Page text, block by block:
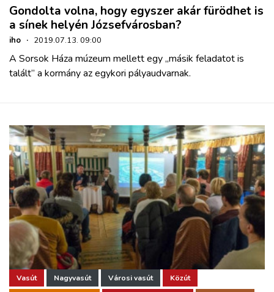
Gondolta volna, hogy egyszer akár fürödhet is
a sínek helyén Józsefvárosban?
iho · 2019.07.13. 09:00
A Sorsok Háza múzeum mellett egy „másik feladatot is
talált” a kormány az egykori pályaudvarnak.
Vasút Nagyvasút Városi vasút Közút